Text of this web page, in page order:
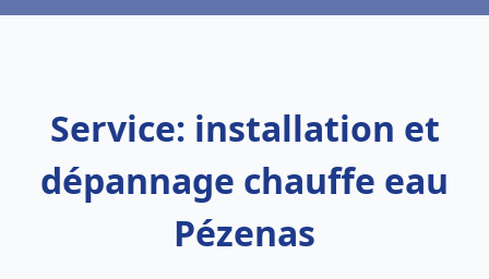
Service: installation et
dépannage chauffe eau
Pézenas